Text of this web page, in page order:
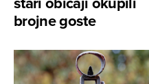
brojne goste